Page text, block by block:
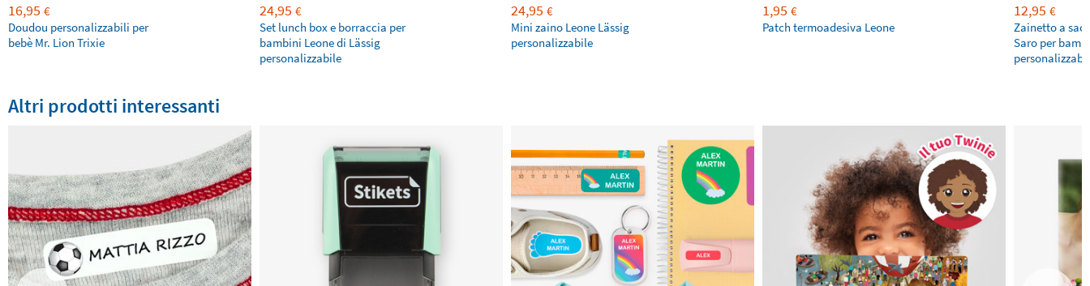
16,95 €
Doudou personalizzabili per
bebè Mr. Lion Trixie
24,95 €
Set lunch box e borraccia per
bambini Leone di Lässig
personalizzabile
24,95 €
Mini zaino Leone Lässig
personalizzabile
1,95 €
Patch termoadesiva Leone
12,95 €
Zainetto a
Saro per
Altri prodotti interessanti